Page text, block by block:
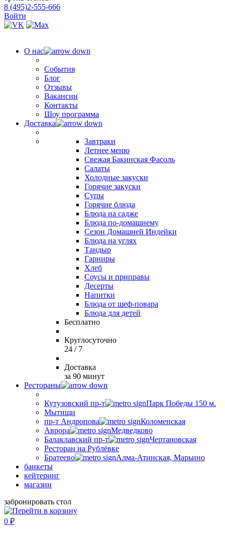
8 (495)2-555-666
Войти
О нас
События
Блог
Отзывы
Вакансии
Контакты
Шоу программа
Доставка
Завтраки
Летнее меню
Свежая Бакинская Фасоль
Салаты
Холодные закуски
Горячие закуски
Супы
Горячие блюда
Блюда на садже
Блюда по-домашнему
Сезон Домашней Индейки
Блюда на углях
Тандыр
Гарниры
Хлеб
Соусы и приправы
Десерты
Напитки
Блюда от шеф-повара
Блюда для детей
Бесплатно
Круглосуточно
24 / 7
Доставка
за 90 минут
Рестораны
Кутузовский пр-т
Парк Победы 150 м.
Мытищи
пр-т Андропова
Коломенская
Аврора
Медведково
Балаклавский пр-т
Чертановская
Ресторан на Рублёвке
Братеево
Алма-Атинская, Марьино
банкеты
кейтеринг
магазин
забронировать стол
0 ₽